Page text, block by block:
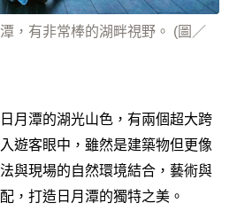
，有非常棒的湖畔視野。 (圖／
月潭的湖光山色，有兩個超大跨
遊客眼中，雖然是建築物但更像
與現場的自然環境結合，藝術與
，打造日月潭的獨特之美。